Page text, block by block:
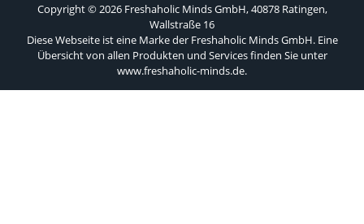
Copyright © 2026 Freshaholic Minds GmbH, 40878 Ratingen,
Wallstraße 16
Diese Webseite ist eine Marke der Freshaholic Minds GmbH. Eine
Übersicht von allen Produkten und Services finden Sie unter
www.freshaholic-minds.de.